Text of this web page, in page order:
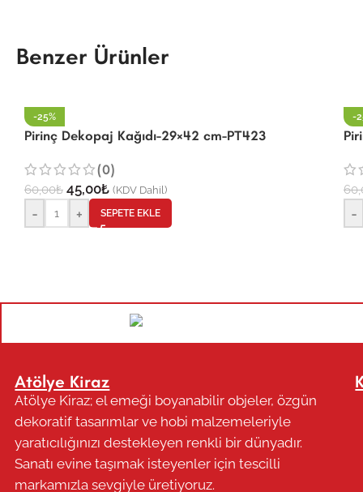
Benzer Ürünler
-25%
Pirinç Dekopaj Kağıdı-29×42 cm-PT423
(0)
60,00₺ 45,00₺ (KDV Dahil)
- + SEPETE EKLE
-
-
Atölye Kiraz
Atölye Kiraz; el emeği boyanabilir objeler, özgün
dekoratif tasarımlar ve hobi malzemeleriyle
yaratıcılığınızı destekleyen renkli bir dünyadır.
Sanatı evine taşımak isteyenler için tescilli
markamızla sevgiyle üretiyoruz.